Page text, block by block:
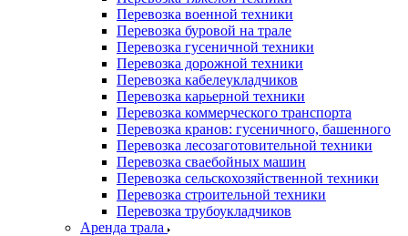
Перевозка военной техники
Перевозка буровой на трале
Перевозка гусеничной техники
Перевозка дорожной техники
Перевозка кабелеукладчиков
Перевозка карьерной техники
Перевозка коммерческого транспорта
Перевозка кранов: гусеничного, башенного
Перевозка лесозаготовительной техники
Перевозка сваебойных машин
Перевозка сельскохозяйственной техники
Перевозка строительной техники
Перевозка трубоукладчиков
Аренда трала